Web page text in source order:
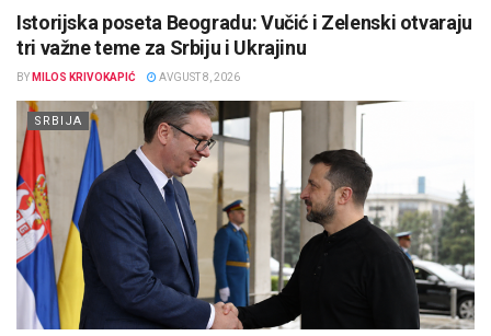
Istorijska poseta Beogradu: Vučić i Zelenski otvaraju
tri važne teme za Srbiju i Ukrajinu
BY MILOS KRIVOKAPIĆ AVGUST 8, 2026
SRBIJA